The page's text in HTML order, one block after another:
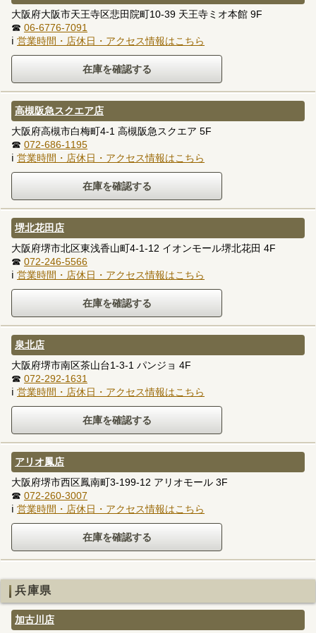
大阪府大阪市天王寺区悲田院町10-39 天王寺ミオ本館 9F
☎ 06-6776-7091
ℹ 営業時間・店休日・アクセス情報はこちら
高槻阪急スクエア店
大阪府高槻市白梅町4-1 高槻阪急スクエア 5F
☎ 072-686-1195
ℹ 営業時間・店休日・アクセス情報はこちら
堺北花田店
大阪府堺市北区東浅香山町4-1-12 イオンモール堺北花田 4F
☎ 072-246-5566
ℹ 営業時間・店休日・アクセス情報はこちら
泉北店
大阪府堺市南区茶山台1-3-1 パンジョ 4F
☎ 072-292-1631
ℹ 営業時間・店休日・アクセス情報はこちら
アリオ鳳店
大阪府堺市西区鳳南町3-199-12 アリオモール 3F
☎ 072-260-3007
ℹ 営業時間・店休日・アクセス情報はこちら
兵庫県
加古川店